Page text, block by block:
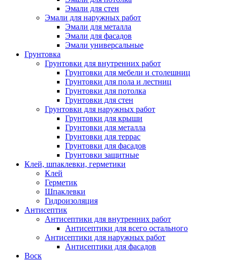
Эмали для стен
Эмали для наружных работ
Эмали для металла
Эмали для фасадов
Эмали универсальные
Грунтовка
Грунтовки для внутренних работ
Грунтовки для мебели и столешниц
Грунтовки для пола и лестниц
Грунтовки для потолка
Грунтовки для стен
Грунтовки для наружных работ
Грунтовки для крыши
Грунтовки для металла
Грунтовки для террас
Грунтовки для фасадов
Грунтовки защитные
Клей, шпаклевки, герметики
Клей
Герметик
Шпаклевки
Гидроизоляция
Антисептик
Антисептики для внутренних работ
Антисептики для всего остального
Антисептики для наружных работ
Антисептики для фасадов
Воск